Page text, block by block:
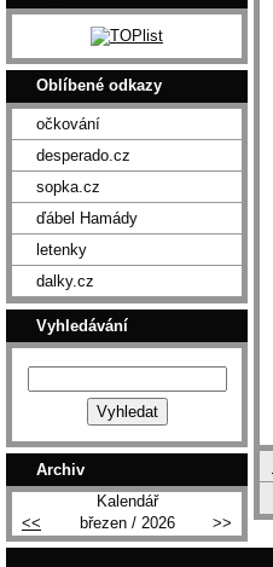
Oblíbené odkazy
očkování
desperado.cz
sopka.cz
ďábel Hamády
letenky
dalky.cz
Vyhledávání
Archiv
Kalendář
<<
březen / 2026 >>